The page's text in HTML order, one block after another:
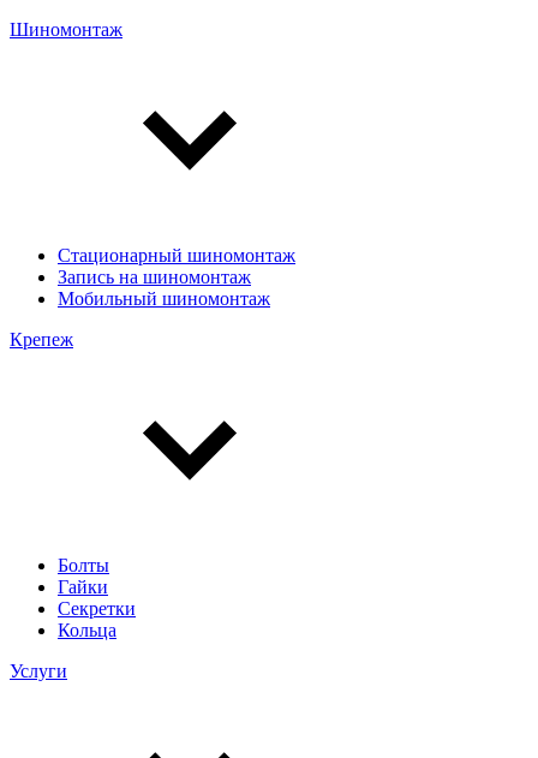
Шиномонтаж
Стационарный шиномонтаж
Запись на шиномонтаж
Мобильный шиномонтаж
Крепеж
Болты
Гайки
Секретки
Кольца
Услуги